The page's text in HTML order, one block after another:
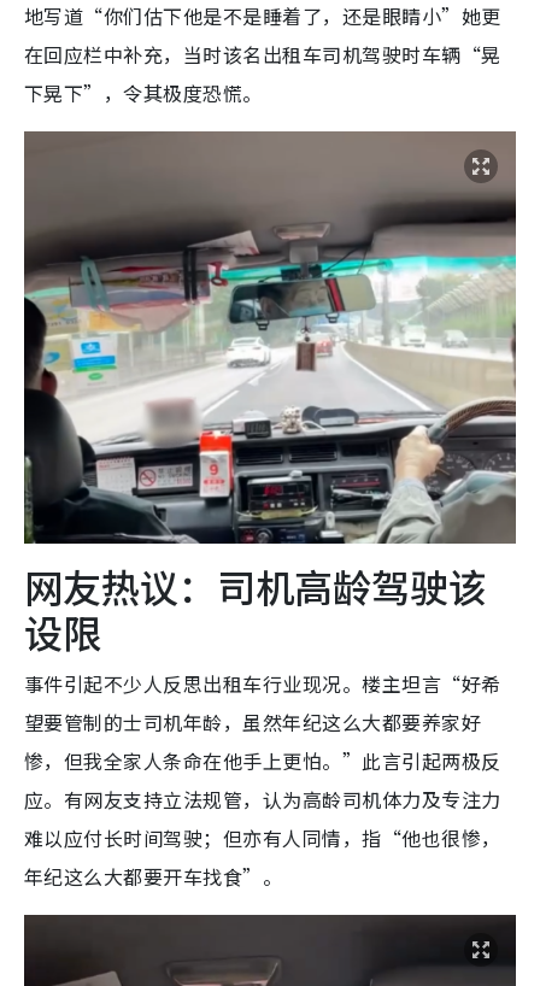
地写道“你们估下他是不是睡着了，还是眼睛小”她更
在回应栏中补充，当时该名出租车司机驾驶时车辆“晃
下晃下”，令其极度恐慌。
网友热议：司机高龄驾驶该
设限
事件引起不少人反思出租车行业现况。楼主坦言“好希
望要管制的士司机年龄，虽然年纪这么大都要养家好
惨，但我全家人条命在他手上更怕。”此言引起两极反
应。有网友支持立法规管，认为高龄司机体力及专注力
难以应付长时间驾驶；但亦有人同情，指“他也很惨，
年纪这么大都要开车找食”。